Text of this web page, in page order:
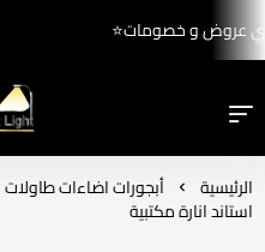
اقوي عروض و خصومات⭐
الرئيسية أبجورات اضاءات طاولات
استاند انارة مكتبية